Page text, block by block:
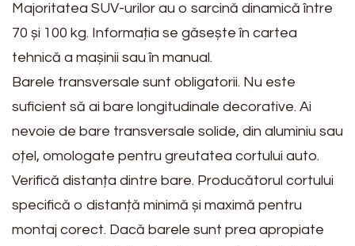
Majoritatea SUV-urilor au o sarcină dinamică între
70 și 100 kg. Informația se găsește în cartea
tehnică a mașinii sau în manual.
Barele transversale sunt obligatorii. Nu este
suficient să ai bare longitudinale decorative. Ai
nevoie de bare transversale solide, din aluminiu sau
oțel, omologate pentru greutatea cortului auto.
Verifică distanța dintre bare. Producătorul cortului
specifică o distanță minimă și maximă pentru
montaj corect. Dacă barele sunt prea apropiate